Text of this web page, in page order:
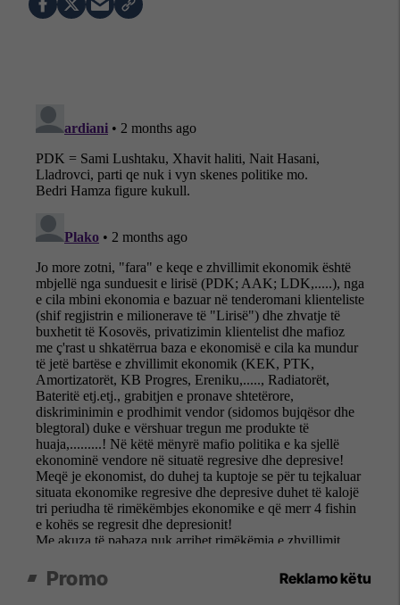
Promo Reklamo këtu